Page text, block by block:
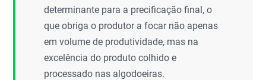
determinante para a precificação final, o
que obriga o produtor a focar não apenas
em volume de produtividade, mas na
excelência do produto colhido e
processado nas algodoeiras.